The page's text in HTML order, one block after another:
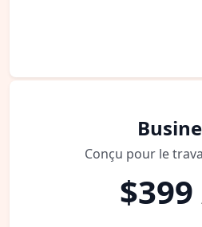
Conçu pour le
$399